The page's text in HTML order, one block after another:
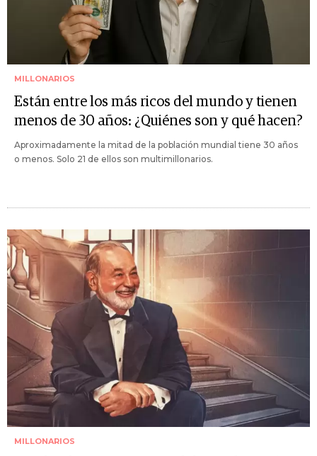
MILLONARIOS
Están entre los más ricos del mundo y tienen
menos de 30 años: ¿Quiénes son y qué hacen?
Aproximadamente la mitad de la población mundial tiene 30 años
o menos. Solo 21 de ellos son multimillonarios.
MILLONARIOS